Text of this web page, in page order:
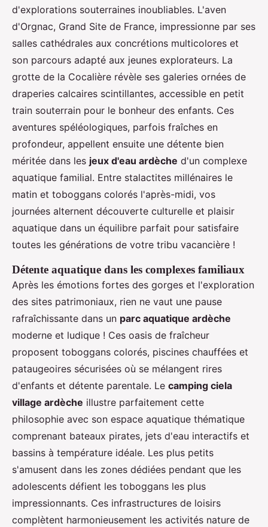
d'explorations souterraines inoubliables. L'aven
d'Orgnac, Grand Site de France, impressionne par ses
salles cathédrales aux concrétions multicolores et
son parcours adapté aux jeunes explorateurs. La
grotte de la Cocalière révèle ses galeries ornées de
draperies calcaires scintillantes, accessible en petit
train souterrain pour le bonheur des enfants. Ces
aventures spéléologiques, parfois fraîches en
profondeur, appellent ensuite une détente bien
méritée dans les jeux d'eau ardèche d'un complexe
aquatique familial. Entre stalactites millénaires le
matin et toboggans colorés l'après-midi, vos
journées alternent découverte culturelle et plaisir
aquatique dans un équilibre parfait pour satisfaire
toutes les générations de votre tribu vacancière !
Détente aquatique dans les complexes familiaux
Après les émotions fortes des gorges et l'exploration
des sites patrimoniaux, rien ne vaut une pause
rafraîchissante dans un parc aquatique ardèche
moderne et ludique ! Ces oasis de fraîcheur
proposent toboggans colorés, piscines chauffées et
pataugeoires sécurisées où se mélangent rires
d'enfants et détente parentale. Le camping ciela
village ardèche illustre parfaitement cette
philosophie avec son espace aquatique thématique
comprenant bateaux pirates, jets d'eau interactifs et
bassins à température idéale. Les plus petits
s'amusent dans les zones dédiées pendant que les
adolescents défient les toboggans les plus
impressionnants. Ces infrastructures de loisirs
complètent harmonieusement les activités nature de